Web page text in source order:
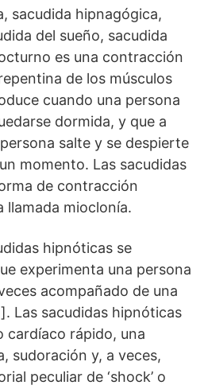
sacudida hipnagógica,
del sueño, sacudida
es una contracción
de los músculos
cuando una persona
dormida, y que a
salte y se despierte
momento. Las sacudidas
de contracción
llamada mioclonía.
hipnóticas se
experimenta una persona
acompañado de una
Las sacudidas hipnóticas
cardíaco rápido, una
sudoración y, a veces,
peculiar de ‘shock’ o